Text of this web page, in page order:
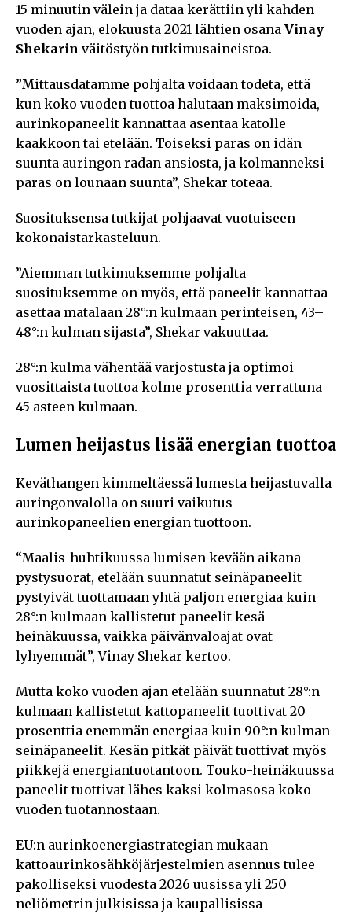
15 minuutin välein ja dataa kerättiin yli kahden
vuoden ajan, elokuusta 2021 lähtien osana Vinay
Shekarin väitöstyön tutkimusaineistoa.
”Mittausdatamme pohjalta voidaan todeta, että
kun koko vuoden tuottoa halutaan maksimoida,
aurinkopaneelit kannattaa asentaa katolle
kaakkoon tai etelään. Toiseksi paras on idän
suunta auringon radan ansiosta, ja kolmanneksi
paras on lounaan suunta”, Shekar toteaa.
Suosituksensa tutkijat pohjaavat vuotuiseen
kokonaistarkasteluun.
”Aiemman tutkimuksemme pohjalta
suosituksemme on myös, että paneelit kannattaa
asettaa matalaan 28°:n kulmaan perinteisen, 43–
48°:n kulman sijasta”, Shekar vakuuttaa.
28°:n kulma vähentää varjostusta ja optimoi
vuosittaista tuottoa kolme prosenttia verrattuna
45 asteen kulmaan.
Lumen heijastus lisää energian tuottoa
Keväthangen kimmeltäessä lumesta heijastuvalla
auringonvalolla on suuri vaikutus
aurinkopaneelien energian tuottoon.
“Maalis-huhtikuussa lumisen kevään aikana
pystysuorat, etelään suunnatut seinäpaneelit
pystyivät tuottamaan yhtä paljon energiaa kuin
28°:n kulmaan kallistetut paneelit kesä-
heinäkuussa, vaikka päivänvaloajat ovat
lyhyemmät”, Vinay Shekar kertoo.
Mutta koko vuoden ajan etelään suunnatut 28°:n
kulmaan kallistetut kattopaneelit tuottivat 20
prosenttia enemmän energiaa kuin 90°:n kulman
seinäpaneelit. Kesän pitkät päivät tuottivat myös
piikkejä energiantuotantoon. Touko-heinäkuussa
paneelit tuottivat lähes kaksi kolmasosa koko
vuoden tuotannostaan.
EU:n aurinkoenergiastrategian mukaan
kattoaurinkosähköjärjestelmien asennus tulee
pakolliseksi vuodesta 2026 uusissa yli 250
neliömetrin julkisissa ja kaupallisissa